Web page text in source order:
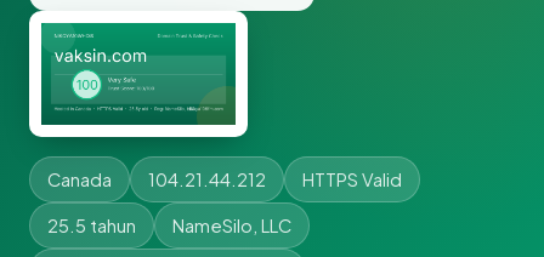
Canada 104.21.44.212 HTTPS Valid
25.5 tahun NameSilo, LLC